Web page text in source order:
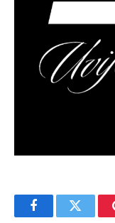
FacebookTwitter